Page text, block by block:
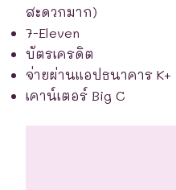
สะดวกมาก)
7-Eleven
บัตรเครดิต
จ่ายผ่านแอปธนาคาร K+
เคาน์เตอร์ Big C